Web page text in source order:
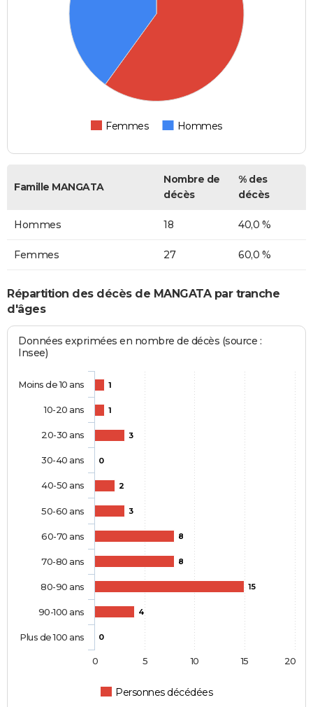
Femmes Hommes
Famille MANGATA
Nombre de
décès
% des
décès
Hommes 18 40,0 %
Femmes 27 60,0 %
Répartition des décès de MANGATA par tranche
d'âges
Données exprimées en nombre de décès (source :
Insee)
1
1
3
0
2
3
8
8
15
4
0
Personnes décédées
Moins de 10 ans
10-20 ans
20-30 ans
30-40 ans
40-50 ans
50-60 ans
60-70 ans
70-80 ans
80-90 ans
90-100 ans
Plus de 100 ans
0 5 10 15 20